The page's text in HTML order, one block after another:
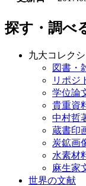
探す・調べ
九大コレク
図書・
リポジ
学位論
貴重資
中村哲
蔵書印
炭鉱画
水素材
麻生家
世界の文献